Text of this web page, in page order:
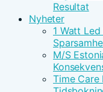
Resultat
Nyheter
1 Watt
M/S
Time Care